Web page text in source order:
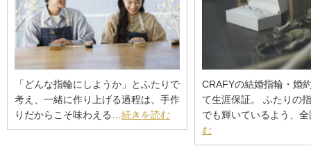
「どんな指輪にしようか」とふたりで
考え、一緒に作り上げる過程は、手作
りだからこそ味わえる… 続きを読む
CRAFYの結婚指輪・婚
て生涯保証。 ふたりの
でも輝いているよう、
む